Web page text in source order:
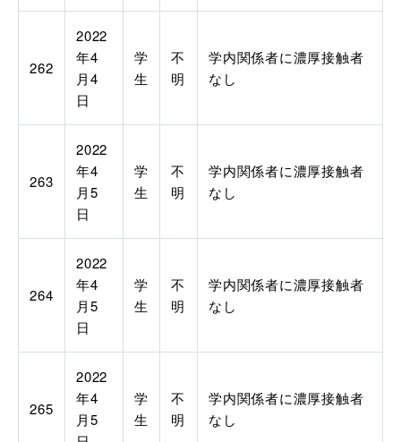
262
2022
年4
月4
日
学
生
不
明
学内関係者に濃厚接触者
なし
263
2022
年4
月5
日
学
生
不
明
学内関係者に濃厚接触者
なし
264
2022
年4
月5
日
学
生
不
明
学内関係者に濃厚接触者
なし
265
2022
年4
月5
学
生
不
明
学内関係者に濃厚接触者
なし